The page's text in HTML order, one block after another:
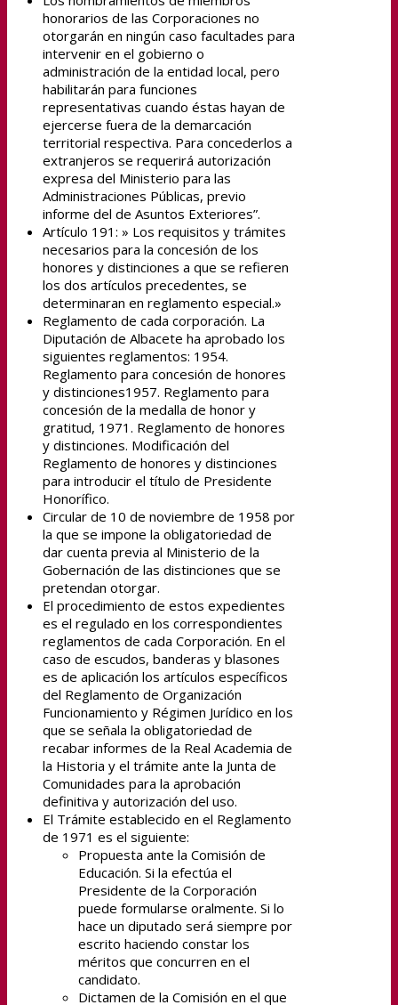
honorarios de las Corporaciones no
otorgarán en ningún caso facultades para
intervenir en el gobierno o
administración de la entidad local, pero
habilitarán para funciones
representativas cuando éstas hayan de
ejercerse fuera de la demarcación
territorial respectiva. Para concederlos a
extranjeros se requerirá autorización
expresa del Ministerio para las
Administraciones Públicas, previo
informe del de Asuntos Exteriores”.
Artículo 191: » Los requisitos y trámites
necesarios para la concesión de los
honores y distinciones a que se refieren
los dos artículos precedentes, se
determinaran en reglamento especial.»
Reglamento de cada corporación. La
Diputación de Albacete ha aprobado los
siguientes reglamentos: 1954.
Reglamento para concesión de honores
y distinciones1957. Reglamento para
concesión de la medalla de honor y
gratitud, 1971. Reglamento de honores
y distinciones. Modificación del
Reglamento de honores y distinciones
para introducir el título de Presidente
Honorífico.
Circular de 10 de noviembre de 1958 por
la que se impone la obligatoriedad de
dar cuenta previa al Ministerio de la
Gobernación de las distinciones que se
pretendan otorgar.
El procedimiento de estos expedientes
es el regulado en los correspondientes
reglamentos de cada Corporación. En el
caso de escudos, banderas y blasones
es de aplicación los artículos específicos
del Reglamento de Organización
Funcionamiento y Régimen Jurídico en los
que se señala la obligatoriedad de
recabar informes de la Real Academia de
la Historia y el trámite ante la Junta de
Comunidades para la aprobación
definitiva y autorización del uso.
El Trámite establecido en el Reglamento
de 1971 es el siguiente:
Propuesta ante la Comisión de
Educación. Si la efectúa el
Presidente de la Corporación
puede formularse oralmente. Si lo
hace un diputado será siempre por
escrito haciendo constar los
méritos que concurren en el
candidato.
Dictamen de la Comisión en el que